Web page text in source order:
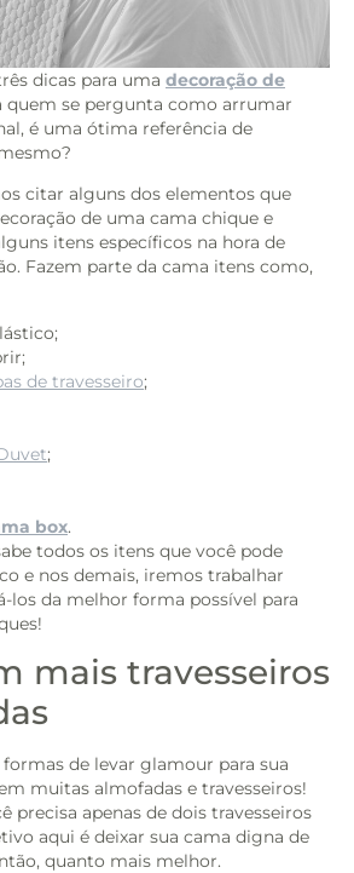
dicas para uma decoração de
quem se pergunta como arrumar
é uma ótima referência de
citar alguns dos elementos que
de uma cama chique e
itens específicos na hora de
Fazem parte da cama itens como,
de travesseiro;
;
box.
todos os itens que você pode
e nos demais, iremos trabalhar
los da melhor forma possível para
mais travesseiros
de levar glamour para sua
muitas almofadas e travesseiros!
precisa apenas de dois travesseiros
aqui é deixar sua cama digna de
quanto mais melhor.